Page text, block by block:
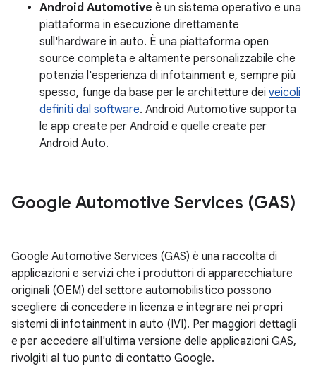
Android Automotive è un sistema operativo e una
piattaforma in esecuzione direttamente
sull'hardware in auto. È una piattaforma open
source completa e altamente personalizzabile che
potenzia l'esperienza di infotainment e, sempre più
spesso, funge da base per le architetture dei veicoli
definiti dal software. Android Automotive supporta
le app create per Android e quelle create per
Android Auto.
Google Automotive Services (GAS)
Google Automotive Services (GAS) è una raccolta di
applicazioni e servizi che i produttori di apparecchiature
originali (OEM) del settore automobilistico possono
scegliere di concedere in licenza e integrare nei propri
sistemi di infotainment in auto (IVI). Per maggiori dettagli
e per accedere all'ultima versione delle applicazioni GAS,
rivolgiti al tuo punto di contatto Google.